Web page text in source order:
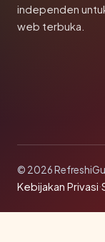
independen
web terbuka.
© 2026
Kebijakan Privasi·